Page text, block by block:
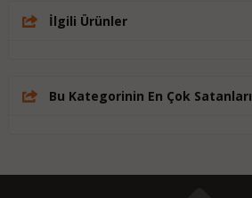
İlgili Ürünler
Bu Kategorinin En Çok Satanları